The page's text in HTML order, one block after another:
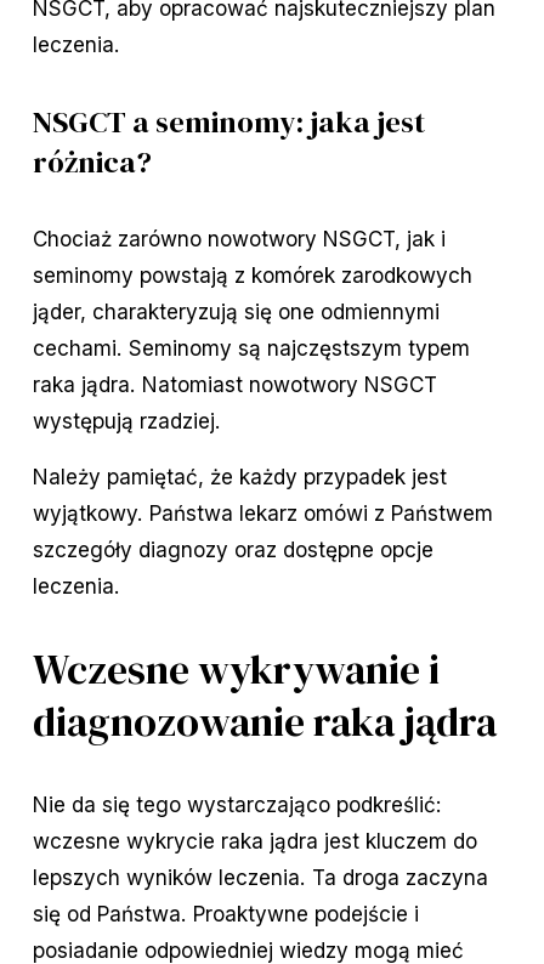
NSGCT, aby opracować najskuteczniejszy plan
leczenia.
NSGCT a seminomy: jaka jest
różnica?
Chociaż zarówno nowotwory NSGCT, jak i
seminomy powstają z komórek zarodkowych
jąder, charakteryzują się one odmiennymi
cechami. Seminomy są najczęstszym typem
raka jądra. Natomiast nowotwory NSGCT
występują rzadziej.
Należy pamiętać, że każdy przypadek jest
wyjątkowy. Państwa lekarz omówi z Państwem
szczegóły diagnozy oraz dostępne opcje
leczenia.
Wczesne wykrywanie i
diagnozowanie raka jądra
Nie da się tego wystarczająco podkreślić:
wczesne wykrycie raka jądra jest kluczem do
lepszych wyników leczenia. Ta droga zaczyna
się od Państwa. Proaktywne podejście i
posiadanie odpowiedniej wiedzy mogą mieć